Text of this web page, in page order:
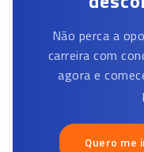
Não perca a
carreira com
agora e
Quero me